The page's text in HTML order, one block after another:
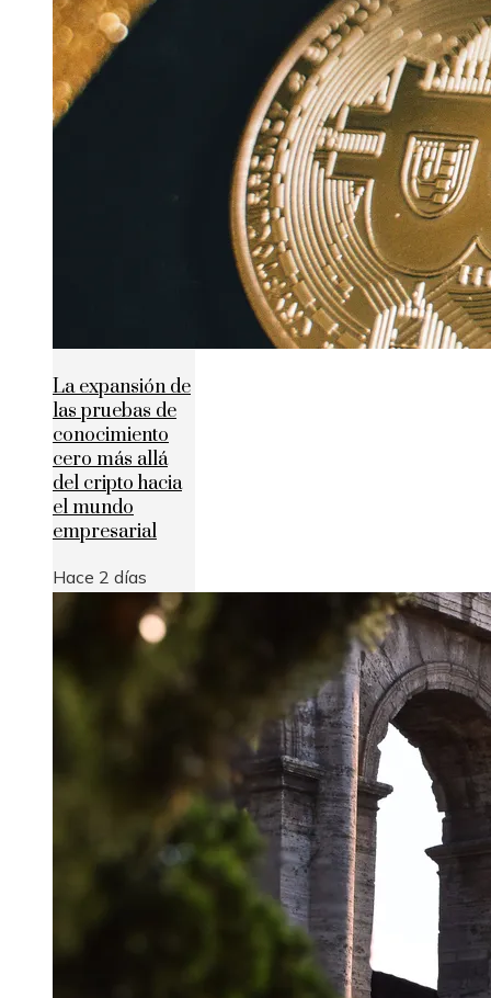
La expansión de
las pruebas de
conocimiento
cero más allá
del cripto hacia
el mundo
empresarial
Hace 2 días